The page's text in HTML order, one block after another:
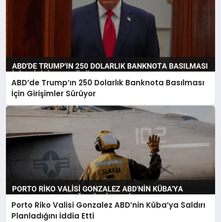
ABD’de Trump’ın 250 Dolarlık Banknota Basılması
İçin Girişimler Sürüyor
Porto Riko Valisi Gonzalez ABD’nin Küba’ya Saldırı
Planladığını İddia Etti